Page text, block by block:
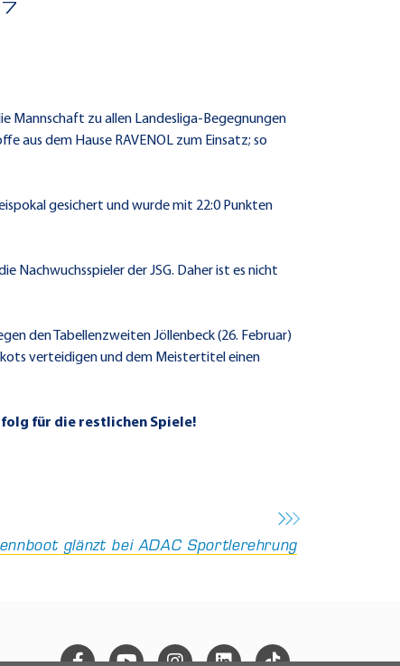
Mannschaft zu allen Landesliga-Begegnungen
aus dem Hause RAVENOL zum Einsatz; so
gesichert und wurde mit 22:0 Punkten
Nachwuchsspieler der JSG. Daher ist es nicht
den Tabellenzweiten Jöllenbeck (26. Februar)
verteidigen und dem Meistertitel einen
für die restlichen Spiele!
glänzt bei ADAC Sportlerehrung